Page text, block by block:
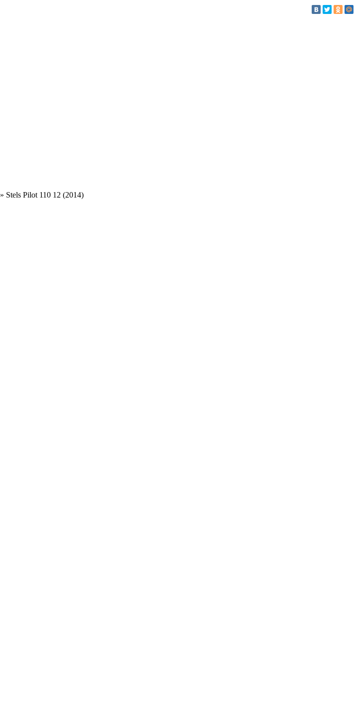
» Stels Pilot 110 12 (2014)